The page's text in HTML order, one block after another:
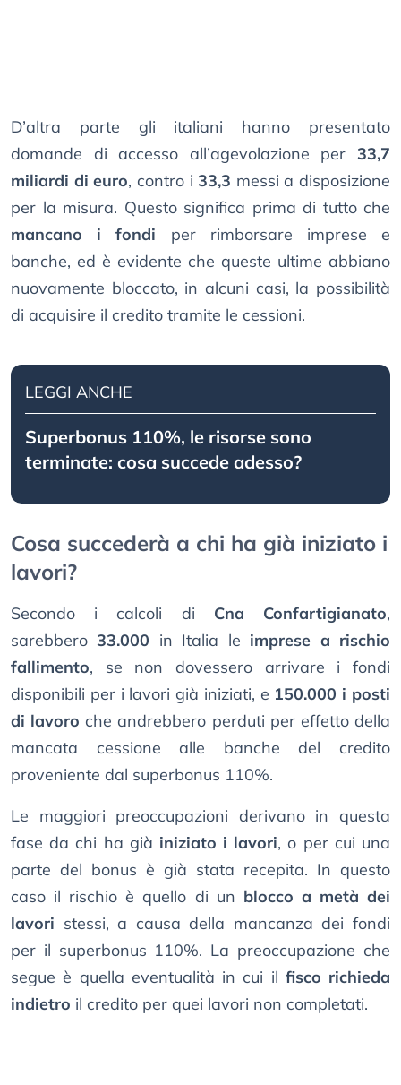
D’altra parte gli italiani hanno presentato
domande di accesso all’agevolazione per 33,7
miliardi di euro, contro i33,3 messi a disposizione
per la misura. Questo significa prima di tutto che
mancano i fondi per rimborsare imprese e
banche, ed è evidente che queste ultime abbiano
nuovamente bloccato, in alcuni casi, la possibilità
di acquisire il credito tramite le cessioni.
LEGGI ANCHE
Superbonus 110%, le risorse sono
terminate: cosa succede adesso?
Cosa succederà a chi ha già iniziato i
lavori?
Secondo i calcoli di Cna Confartigianato,
sarebbero33.000 in Italia le imprese a rischio
fallimento, se non dovessero arrivare i fondi
disponibili per i lavori già iniziati, e 150.000 i posti
di lavoro che andrebbero perduti per effetto della
mancata cessione alle banche del credito
proveniente dal superbonus 110%.
Le maggiori preoccupazioni derivano in questa
fase da chi ha già iniziato i lavori, o per cui una
parte del bonus è già stata recepita. In questo
caso il rischio è quello di un blocco a metà dei
lavori stessi, a causa della mancanza dei fondi
per il superbonus 110%. La preoccupazione che
segue è quella eventualità in cui il fisco richieda
indietro il credito per quei lavori non completati.